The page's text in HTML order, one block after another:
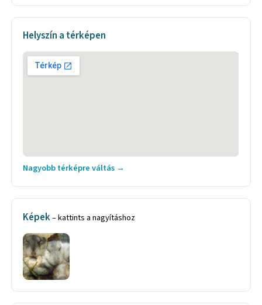
Helyszín a térképen
Nagyobb térképre váltás →
Képek– kattints a nagyításhoz